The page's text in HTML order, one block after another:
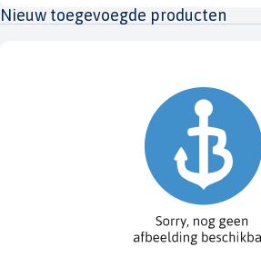
Nieuw toegevoegde producten